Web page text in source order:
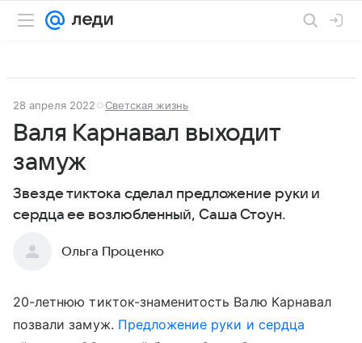
28 апреля 2022 Светская жизнь
Валя Карнавал выходит
замуж
Звезде тиктока сделал предложение руки и
сердца ее возлюбленный, Саша Стоун.
Ольга Проценко
20-летнюю тикток-знаменитость Валю Карнавал
позвали замуж. Предложение руки и сердца